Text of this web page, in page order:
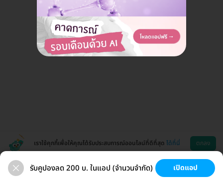
สุขภาพ ช่วยเหลือ โหลดแอพ
เราใช้คุกกี้เพื่อให้คุณได้รับประสบการณ์ออนไลน์ที่ดีที่สุด ได้ที่นี่ ตกลง
รับคูปองลด 200 บ. ในแอป (จำนวนจำกัด) เปิดแอป